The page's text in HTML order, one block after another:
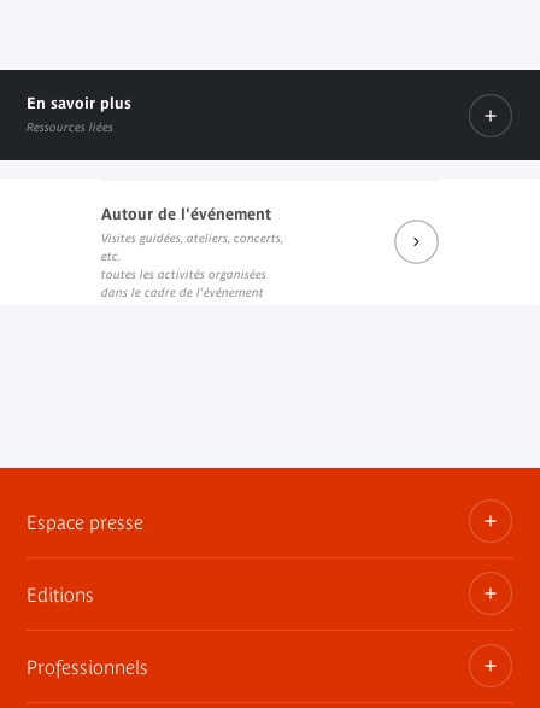
En savoir plus
Ressources liées
Kiribati sur le site du musée
Lien externe
Autour de l'événement
Visites guidées, ateliers, concerts,
etc.
toutes les activités organisées
dans le cadre de l'événement
Espace presse
Dossiers, communiqués, bandes annonces
Contact presse
Editions
Les publications du musée
Professionnels